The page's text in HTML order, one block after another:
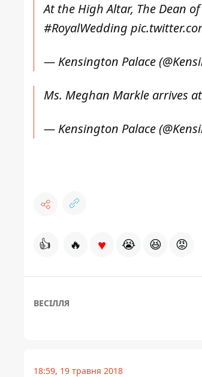
At the High Altar, The Dean
#RoyalWedding
— Kensington Palace
Ms. Meghan Markle arrives
— Kensington Palace
👍 🔥 ♥ 😭 😆 😡
ВЕСІЛЛЯ
18:59, 19 травня 2018